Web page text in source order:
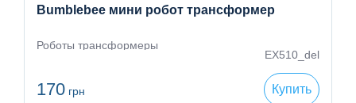
Bumblebee мини робот трансформер
Роботы трансформеры
EX510_del
170 грн Купить